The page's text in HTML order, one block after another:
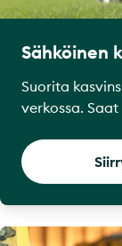
Sähköinen
Suorita
verkossa.